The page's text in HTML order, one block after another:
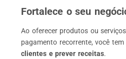
Fortalece o seu
Ao oferecer produtos ou
pagamento recorrente, você
clientes e prever receitas.